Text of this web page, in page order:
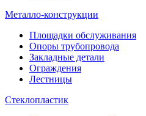
Металло-конструкции
Площадки обслуживания
Опоры трубопровода
Закладные детали
Ограждения
Лестницы
Стеклопластик